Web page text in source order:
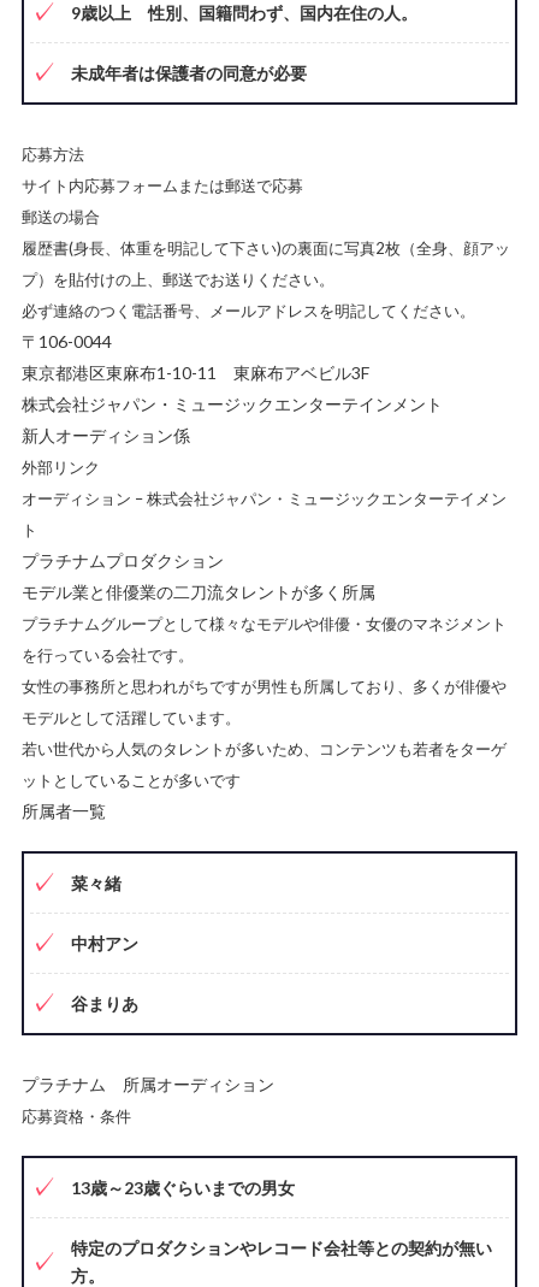
9歳以上 性別、国籍問わず、国内在住の人。
未成年者は保護者の同意が必要
応募方法
サイト内応募フォームまたは郵送で応募
郵送の場合
履歴書(身長、体重を明記して下さい)の裏面に写真2枚（全身、顔アッ
プ）を貼付けの上、郵送でお送りください。
必ず連絡のつく電話番号、メールアドレスを明記してください。
〒106-0044
東京都港区東麻布1-10-11 東麻布アベビル3F
株式会社ジャパン・ミュージックエンターテインメント
新人オーディション係
外部リンク
オーディション – 株式会社ジャパン・ミュージックエンターテイメン
ト
プラチナムプロダクション
モデル業と俳優業の二刀流タレントが多く所属
プラチナムグループとして様々なモデルや俳優・女優のマネジメント
を行っている会社です。
女性の事務所と思われがちですが男性も所属しており、多くが俳優や
モデルとして活躍しています。
若い世代から人気のタレントが多いため、コンテンツも若者をターゲ
ットとしていることが多いです
所属者一覧
菜々緒
中村アン
谷まりあ
プラチナム 所属オーディション
応募資格・条件
13歳～23歳ぐらいまでの男女
特定のプロダクションやレコード会社等との契約が無い
方。